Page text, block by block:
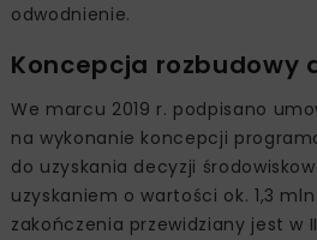
odwodnienie.
Koncepcja rozbudowy
We marcu 2019 r. podpisano
na wykonanie koncepcji
do uzyskania decyzji
uzyskaniem o wartości ok. 1,3 mln
zakończenia przewidziany jest w